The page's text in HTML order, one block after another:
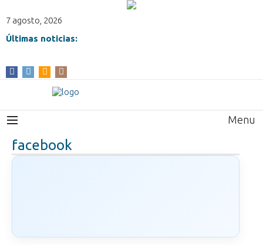
7 agosto, 2026
Últimas noticias:
Menu
facebook